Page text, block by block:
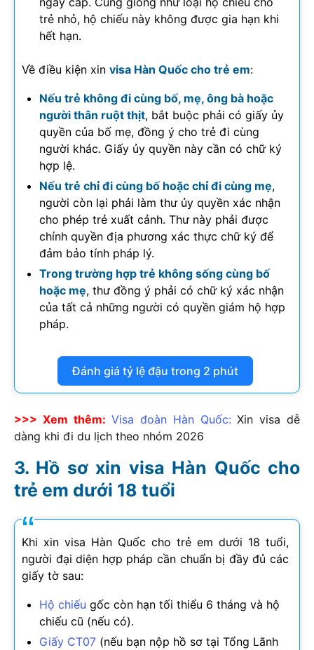
trẻ nhỏ, hộ chiếu này không được gia hạn khi
hết hạn.
Về điều kiện xin visa Hàn Quốc cho trẻ em:
Nếu trẻ không đi cùng bố, mẹ, ông bà hoặc
người thân ruột thịt, bắt buộc phải có giấy ủy
quyền của bố mẹ, đồng ý cho trẻ đi cùng
người khác. Giấy ủy quyền này cần có chữ ký
hợp lệ.
Nếu trẻ chỉ đi cùng bố hoặc chỉ đi cùng mẹ,
người còn lại phải làm thư ủy quyền xác nhận
cho phép trẻ xuất cảnh. Thư này phải được
chính quyền địa phương xác thực chữ ký để
đảm bảo tính pháp lý.
Trong trường hợp trẻ không sống cùng bố
hoặc mẹ, thư đồng ý phải có chữ ký xác nhận
của tất cả những người có quyền giám hộ hợp
pháp.
Đánh giá tỷ lệ đậu trong 2 phút
>>> Xem thêm: Visa đoàn Hàn Quốc: Xin visa dễ
dàng khi đi du lịch theo nhóm 2026
Hồ sơ xin visa Hàn Quốc cho
trẻ em dưới 18 tuổi
Khi xin visa Hàn Quốc cho trẻ em dưới 18 tuổi,
người đại diện hợp pháp cần chuẩn bị đầy đủ các
giấy tờ sau:
Hộ chiếu gốc còn hạn tối thiểu 6 tháng và hộ
chiếu cũ (nếu có).
Giấy CT07 (nếu bạn nộp hồ sơ tại Tổng Lãnh